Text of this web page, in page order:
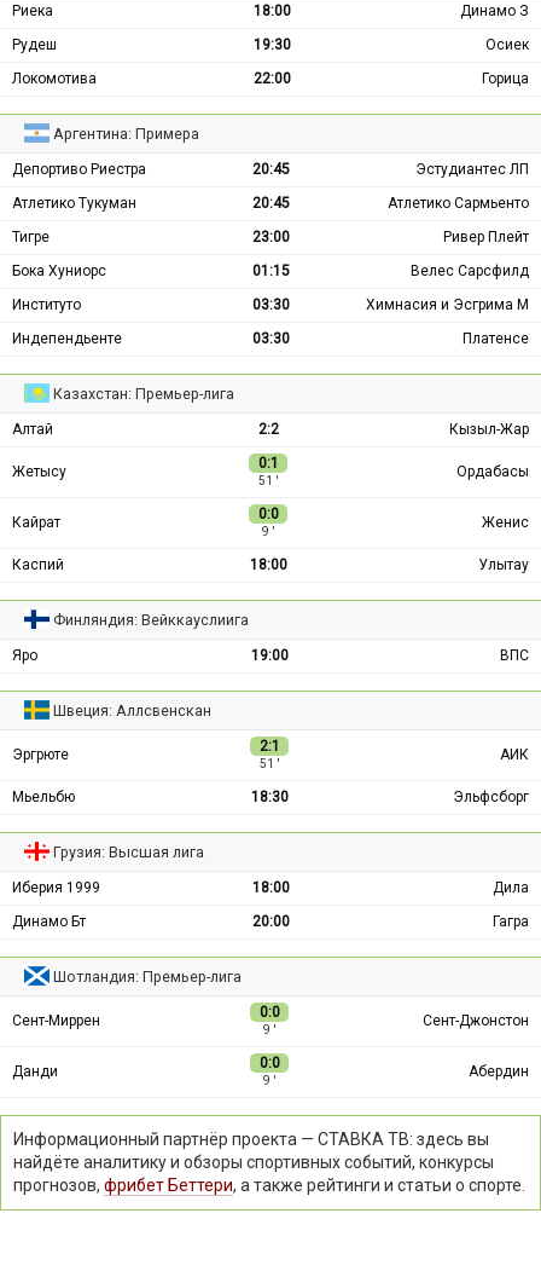
Риека 18:00
Динамо З
Рудеш
19:30
Осиек
Локомотива
22:00 Горица
Аргентина: Примера
Депортиво Риестра 20:45
Эстудиантес ЛП
Атлетико Тукуман
20:45
Атлетико Сармьенто
Тигре
23:00
Ривер Плейт
Бока Хуниорс
01:15
Велес Сарсфилд
Институто
03:30
Химнасия и Эсгрима М
Индепендьенте
03:30 Платенсе
Казахстан: Премьер-лига
Алтай 2:2 Кызыл-Жар
Жетысу 0:1
51 ′
Ордабасы
Кайрат 0:0
9 ′
Женис
Каспий 18:00 Улытау
Финляндия: Вейккауслиига
Яро 19:00 ВПС
Швеция: Аллсвенскан
Эргрюте 2:1
51 ′
АИК
Мьельбю 18:30 Эльфсборг
Грузия: Высшая лига
Иберия 1999 18:00
Дила
Динамо Бт
20:00 Гагра
Шотландия: Премьер-лига
Сент-Миррен 0:0
9 ′
Сент-Джонстон
Данди 0:0
9 ′
Абердин
Информационный партнёр проекта — СТАВКА ТВ: здесь вы
найдёте аналитику и обзоры спортивных событий, конкурсы
прогнозов, фрибет Беттери, а также рейтинги и статьи о спорте.